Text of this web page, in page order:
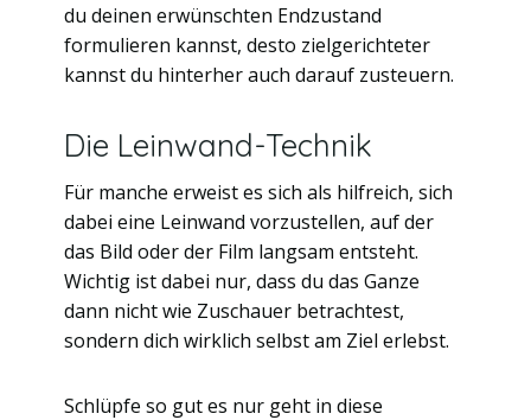
du deinen erwünschten Endzustand
formulieren kannst, desto zielgerichteter
kannst du hinterher auch darauf zusteuern.
Die Leinwand-Technik
Für manche erweist es sich als hilfreich, sich
dabei eine Leinwand vorzustellen, auf der
das Bild oder der Film langsam entsteht.
Wichtig ist dabei nur, dass du das Ganze
dann nicht wie Zuschauer betrachtest,
sondern dich wirklich selbst am Ziel erlebst.
Schlüpfe so gut es nur geht in diese